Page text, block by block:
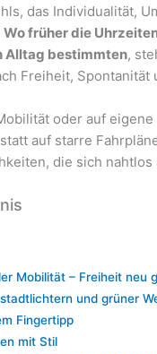
das Individualität,
Wo früher die
Alltag bestimmten,
Freiheit, Spontanität
oder auf eigene
statt auf starre
die sich nahtlos
Mobilität – Freiheit neu
und grüner
Fingertipp
mit Stil